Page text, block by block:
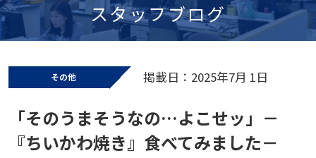
スタッフブログ
その他 掲載日：2025年7月 1日
「そのうまそうなの…よこせッ」－
『ちいかわ焼き』食べてみました－